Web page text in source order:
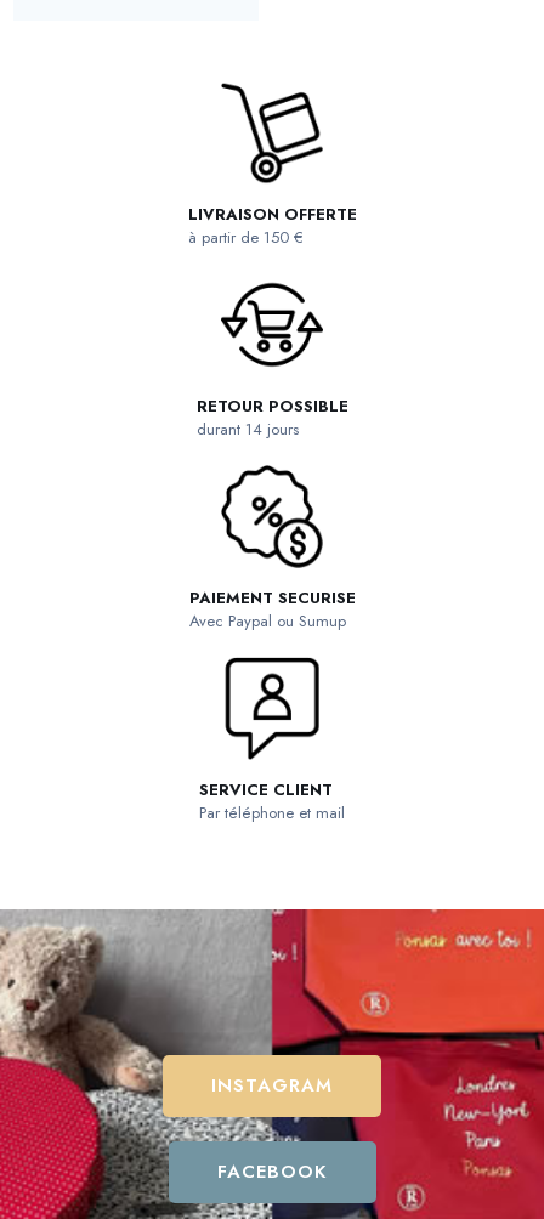
LIVRAISON OFFERTE
à partir de 150 €
RETOUR POSSIBLE
durant 14 jours
PAIEMENT SECURISE
Avec Paypal ou Sumup
SERVICE CLIENT
Par téléphone et mail
INSTAGRAM
FACEBOOK